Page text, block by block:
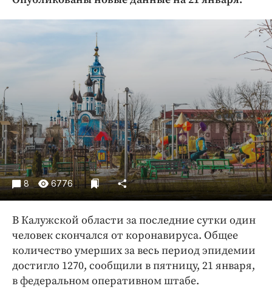
Недвижимость и ЖКХ
Образование
Общество
Погода
Праздники
Происшествия
Спорт
Экономика и бизнес
ПРОЕКТЫ
Блоги
Издания
Медиаперсона
Интересное чтиво
8 6776
В Калужской области за последние сутки один
человек скончался от коронавируса. Общее
количество умерших за весь период эпидемии
достигло 1270, сообщили в пятницу, 21 января,
в федеральном оперативном штабе.